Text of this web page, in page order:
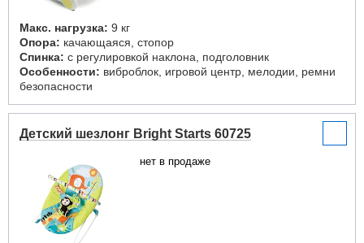
Макс. нагрузка: 9 кг
Опора: качающаяся, стопор
Спинка: с регулировкой наклона, подголовник
Особенности: виброблок, игровой центр, мелодии, ремни
безопасности
Детский шезлонг Bright Starts 60725
нет в продаже